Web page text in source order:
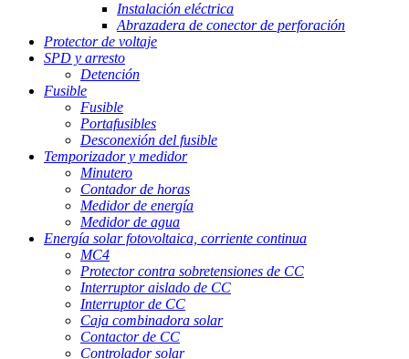
Instalación eléctrica
Abrazadera de conector de perforación
Protector de voltaje
SPD y arresto
Detención
Fusible
Fusible
Portafusibles
Desconexión del fusible
Temporizador y medidor
Minutero
Contador de horas
Medidor de energía
Medidor de agua
Energía solar fotovoltaica, corriente continua
MC4
Protector contra sobretensiones de CC
Interruptor aislado de CC
Interruptor de CC
Caja combinadora solar
Contactor de CC
Controlador solar